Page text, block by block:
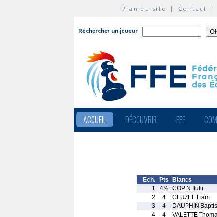
Plan du site | Contact
Rechercher un joueur
ACCUEIL DÉCOUVRIR FFE
Ech. Pts
Blancs
1
4½
COPIN Ilulu
2
4
CLUZEL Liam
3
4
DAUPHIN
4
4 VALETTE